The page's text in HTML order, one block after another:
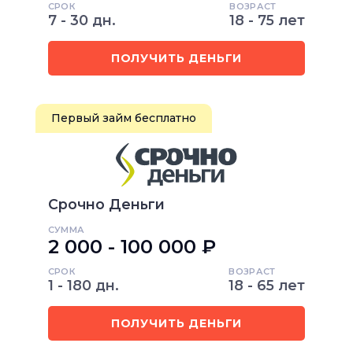
СРОК
7 - 30 дн.
ВОЗРАСТ
18 - 75 лет
ПОЛУЧИТЬ ДЕНЬГИ
Первый займ бесплатно
Срочно Деньги
СУММА
2 000 - 100 000 ₽
СРОК
1 - 180 дн.
ВОЗРАСТ
18 - 65 лет
ПОЛУЧИТЬ ДЕНЬГИ